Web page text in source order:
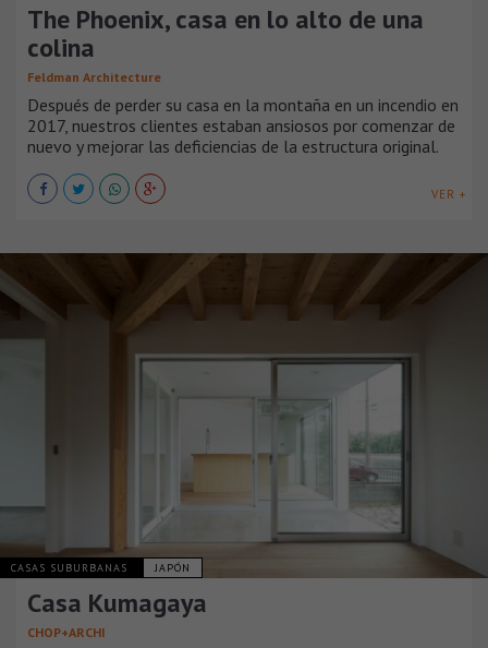
The Phoenix, casa en lo alto de una
colina
Feldman Architecture
Después de perder su casa en la montaña en un incendio en
2017, nuestros clientes estaban ansiosos por comenzar de
nuevo y mejorar las deficiencias de la estructura original.
VER +
CASAS SUBURBANAS JAPÓN
Casa Kumagaya
CHOP+ARCHI